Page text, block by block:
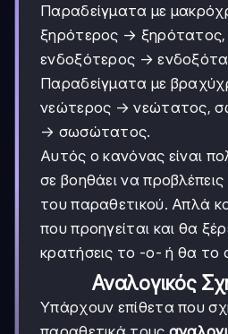
Παραδείγματα με
ξηρότερος →
ενδοξότερος →
Παραδείγματα με
νεώτερος → νεώτατος,
→ σωσώτατος.
Αυτός ο κανόνας είναι
σε βοηθάει να
του παραθετικού. Απλά
που προηγείται και θα
κρατήσεις το -ο- ή θα το
Αναλογικός
Υπάρχουν επίθετα που